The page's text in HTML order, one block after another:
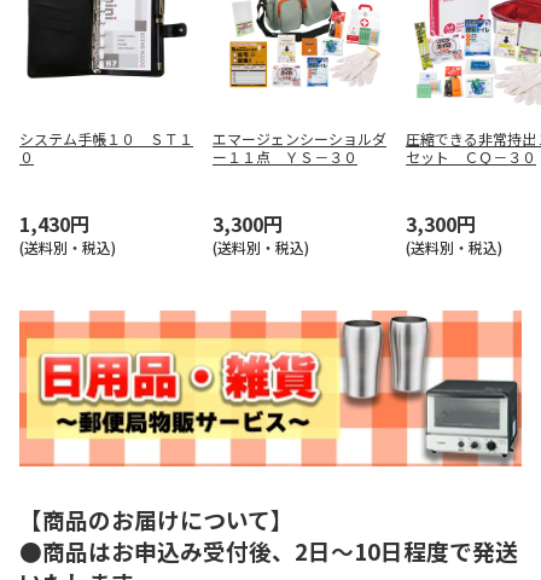
システム手帳１０ ＳＴ１
０
1,430円
(送料別・税込)
エマージェンシーショルダ
ー１１点 ＹＳ－３０
3,300円
(送料別・税込)
圧縮できる非常持出
セット ＣＱ－３０
3,300円
(送料別・税込)
【商品のお届けについて】
●商品はお申込み受付後、2日～10日程度で発送